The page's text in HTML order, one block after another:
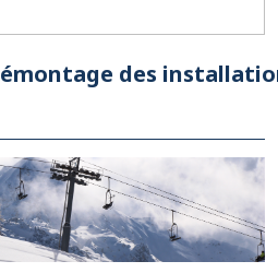
des